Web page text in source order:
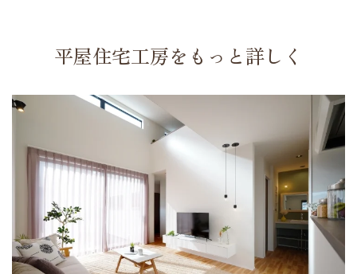
平屋住宅工房をもっと詳しく